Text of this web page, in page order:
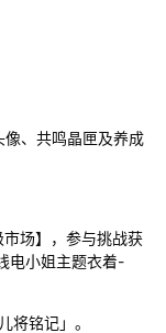
、共鸣晶匣及养成
场】，参与挑战获
电小姐主题衣着-
将铭记」。